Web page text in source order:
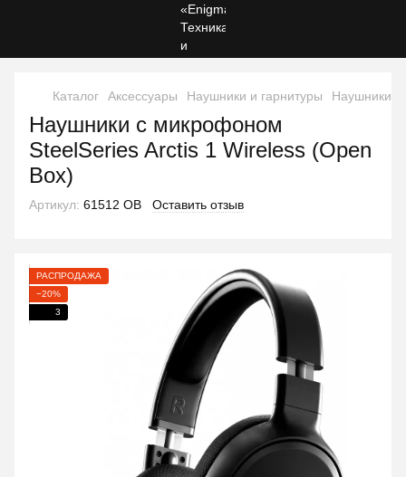
Каталог Аксессуары Наушники и гарнитуры Наушники и
Наушники с микрофоном
SteelSeries Arctis 1 Wireless (Open
Box)
Артикул: 61512 OB Оставить отзыв
РАСПРОДАЖА
−20%
3